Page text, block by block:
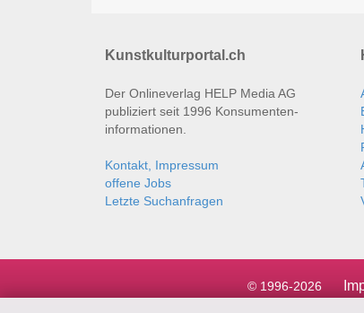
Kunstkulturportal.ch
Der Onlineverlag HELP Media AG
publiziert seit 1996 Konsumenten­
informationen.
Kontakt, Impressum
offene Jobs
Letzte Suchanfragen
© 1996-2026